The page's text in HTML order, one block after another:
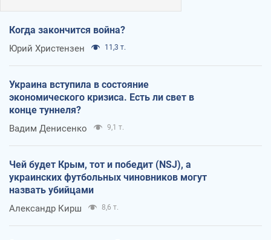
Когда закончится война?
Юрий Христензен 11,3 т.
Украина вступила в состояние
экономического кризиса. Есть ли свет в
конце туннеля?
Вадим Денисенко 9,1 т.
Чей будет Крым, тот и победит (NSJ), а
украинских футбольных чиновников могут
назвать убийцами
Александр Кирш 8,6 т.